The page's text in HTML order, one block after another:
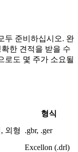
두 준비하십시오. 완
한 견적을 받을 수
로도 몇 주가 소요될
형식
외형
.gbr, .ger
Excellon (.drl)